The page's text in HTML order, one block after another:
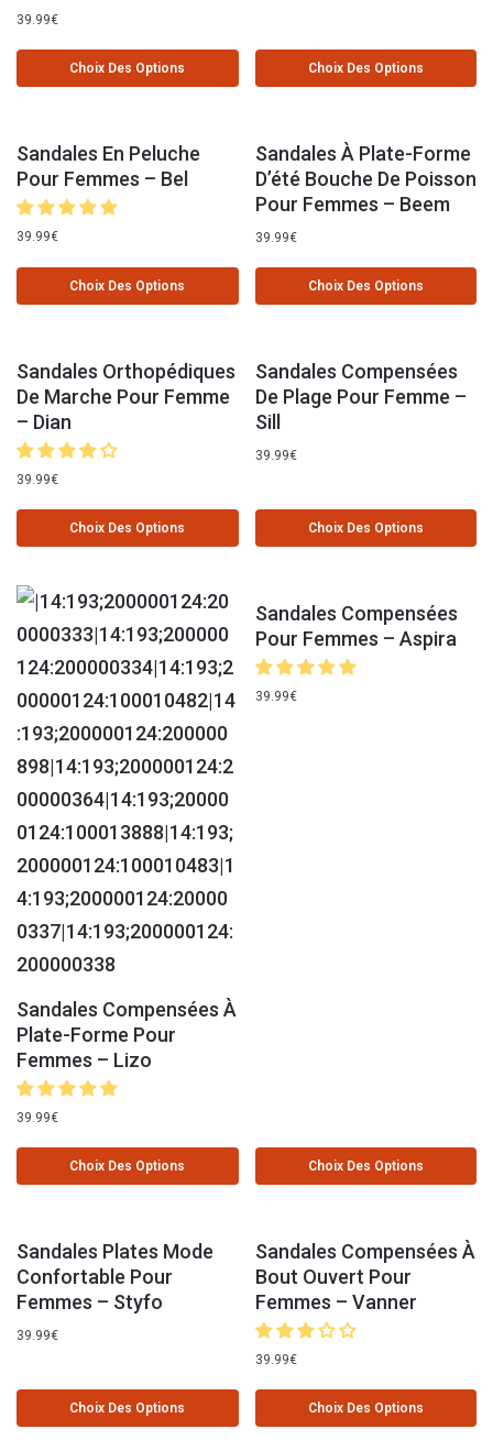
39.99€
Choix Des Options Choix Des Options
Sandales En Peluche
Pour Femmes – Bel
39.99€
Choix Des Options
Sandales À Plate-Forme
D’été Bouche De Poisson
Pour Femmes – Beem
39.99€
Choix Des Options
Sandales Orthopédiques
De Marche Pour Femme
– Dian
39.99€
Choix Des Options
Sandales Compensées
De Plage Pour Femme –
Sill
39.99€
Choix Des Options
Sandales Compensées À
Plate-Forme Pour
Femmes – Lizo
39.99€
Choix Des Options
Sandales Compensées
Pour Femmes – Aspira
39.99€
Choix Des Options
Sandales Plates Mode
Confortable Pour
Femmes – Styfo
39.99€
Choix Des Options
Sandales Compensées À
Bout Ouvert Pour
Femmes – Vanner
39.99€
Choix Des Options